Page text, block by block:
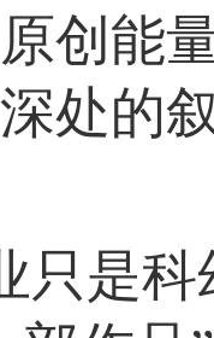
创能
处的
只是